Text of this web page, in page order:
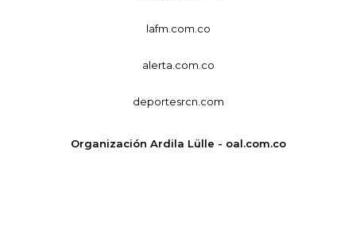
lafm.com.co
alerta.com.co
deportesrcn.com
Organización Ardila Lülle - oal.com.co